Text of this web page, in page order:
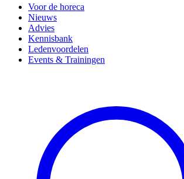
Voor de horeca
Nieuws
Advies
Kennisbank
Ledenvoordelen
Events & Trainingen